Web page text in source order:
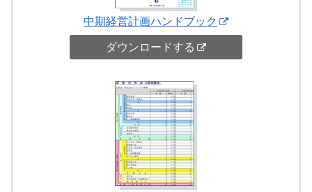
中期経営計画ハンドブック
ダウンロードする